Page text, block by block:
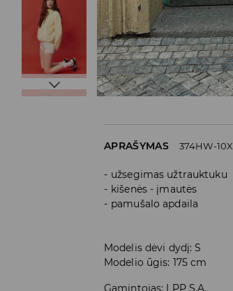
APRAŠYMAS 374HW-10X
užsegimas užtrauktuku
kišenės - įmautės
pamušalo apdaila
Modelis dėvi dydį: S
Modelio ūgis: 175 cm
Gamintojas: LPP S.A.